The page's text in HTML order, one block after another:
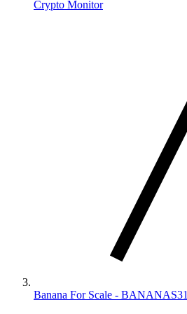
Crypto Monitor
Banana For Scale - BANANAS31